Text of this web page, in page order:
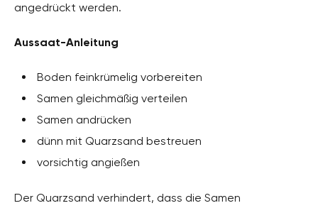
angedrückt werden.
Aussaat-Anleitung
Boden feinkrümelig vorbereiten
Samen gleichmäßig verteilen
Samen andrücken
dünn mit Quarzsand bestreuen
vorsichtig angießen
Der Quarzsand verhindert, dass die Samen